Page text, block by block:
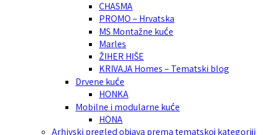
CHASMA
PROMO – Hrvatska
MS Montažne kuće
Marles
ŽIHER HIŠE
KRIVAJA Homes – Tematski blog
Drvene kuće
HONKA
Mobilne i modularne kuće
HÖNA
Arhivski pregled objava prema tematskoj kategoriji